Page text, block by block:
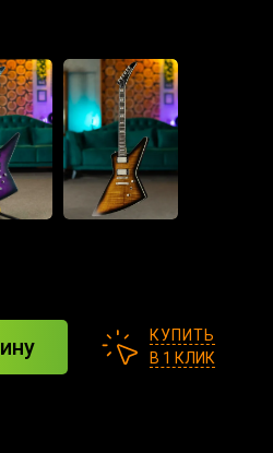
КУПИТЬ
В 1 КЛИК